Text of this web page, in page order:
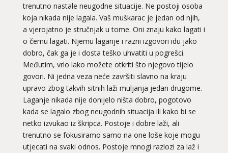
trenutno nastale neugodne situacije. Ne postoji osoba
koja nikada nije lagala. Vaš muškarac je jedan od njih,
a vjerojatno je stručnjak u tome. Oni znaju kako lagati i
o čemu lagati. Njemu laganje i razni izgovori idu jako
dobro, čak ga je i dosta teško uhvatiti u pogrešci.
Međutim, vrlo lako možete otkriti što njegovo tijelo
govori. Ni jedna veza neće završiti slavno na kraju
upravo zbog takvih sitnih laži muljanja jedan drugome.
Laganje nikada nije donijelo ništa dobro, pogotovo
kada se lagalo zbog neugodnih situacija ili kako bi se
netko izvukao iz škripca. Postoje i dobre laži, ali
trenutno se fokusiramo samo na one loše koje mogu
utjecati na svaki odnos. Postoje mnogi razlozi za laž i